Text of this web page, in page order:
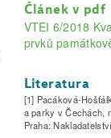
Článek v pdf
VTEI 6/2018
prvků
Literatura
[1] Pacáková-
a parky v Čechách,
Praha: